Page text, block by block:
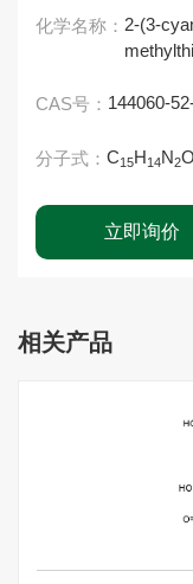
化学名称： 2-(3-
CAS号： 144060-
分子式： C15H14N2O
立即询价
相关产品